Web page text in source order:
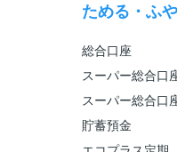
ためる・ふ
総合口座
スーパー総合口
スーパー総合口
貯蓄預金